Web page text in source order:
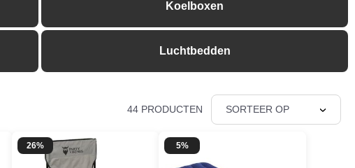
Koelboxen
Luchtbedden
44 PRODUCTEN SORTEER OP
26% 5%